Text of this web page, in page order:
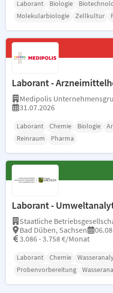
Laborant Biologie
Molekularbiologie
Zellkultur
Laborant -
Medipolis
31.07.2026
Laborant Chemie Biologie
Reinraum
Pharma
Laborant -
Staatliche
Bad Düben, Sachsen
3.086 - 3.758 €/Monat
Laborant Chemie
Probenvorbereitung